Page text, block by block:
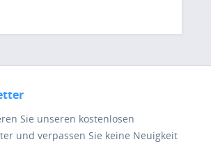
Sie unseren kostenlosen
und verpassen Sie keine Neuigkeit